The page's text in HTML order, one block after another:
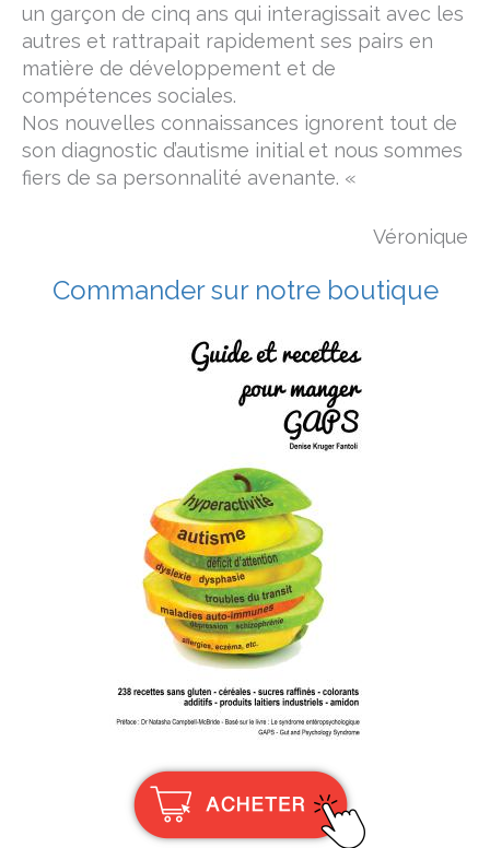
un garçon de cinq ans qui interagissait avec les
autres et rattrapait rapidement ses pairs en
matière de développement et de
compétences sociales.
Nos nouvelles connaissances ignorent tout de
son diagnostic d’autisme initial et nous sommes
fiers de sa personnalité avenante. «
Véronique
Commander sur notre boutique